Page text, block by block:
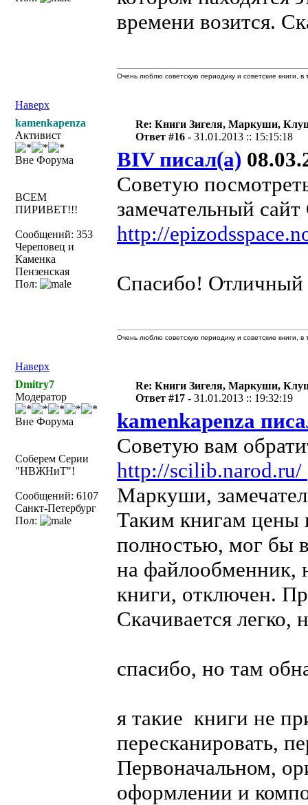
времени возится.
Наверх
Очень люблю советскую периодику и советские книги,
kamenkapenza
Активист
Вне Форума
ВСЕМ
ПИРИВЕТ!!!
Сообщений: 353
Череповец и
Каменка
Пензенская
Пол:
Re: Книги Зигеля, Маркуши,
Ответ #16 -31.01.2013 :: 15:15:18
BIV писал(а)
Советую
замечательный
http://
Спасибо! Отличный
Наверх
Очень люблю советскую периодику и советские книги,
Dmitry7
Модератор
Вне Форума
Соберем Серии
"НВЖНиТ"!
Сообщений: 6107
Санкт-Петербург
Пол:
Re: Книги Зигеля, Маркуши,
Ответ #17 -31.01.2013 :: 19:32:19
kamenkapenza
Советую вам
http://scilib.narod.ru/
Маркуши,
Таким книгам цены
полностью, мог бы
на файлообменник,
книги, отключен.
Скачивается легко,
спасибо, но там
я такие книги не
пересканировать,
Первоначальном,
оформлении и